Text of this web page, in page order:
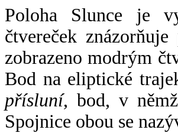
Poloha Slunce je
čtvereček
zobrazeno modrým
Bod na eliptické
přísluní, bod, v
Spojnice obou se